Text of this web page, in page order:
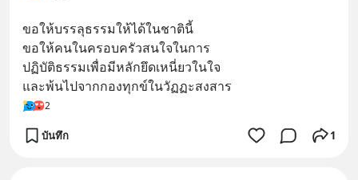
ขอให้บรรลุธรรมให้ได้ในชาตินี้
ขอให้คนในครอบครัวสนใจในการ
ปฏิบัติธรรมเพื่อมีหลักยึดเหนี่ยวในใจ
และพ้นไปจากกองทุกข์ในวัฏฏะสงสาร
2
บันทึก 1